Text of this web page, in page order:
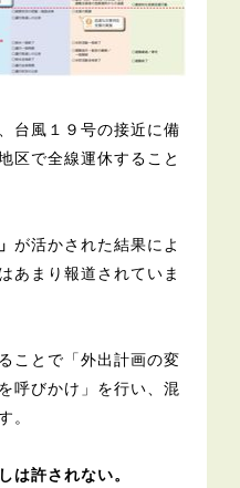
台風１９号の接近に備
区で全線運休すること
が活かされた結果によ
あまり報道されていま
ことで「外出計画の変
呼びかけ」を行い、混
。
は許されない。